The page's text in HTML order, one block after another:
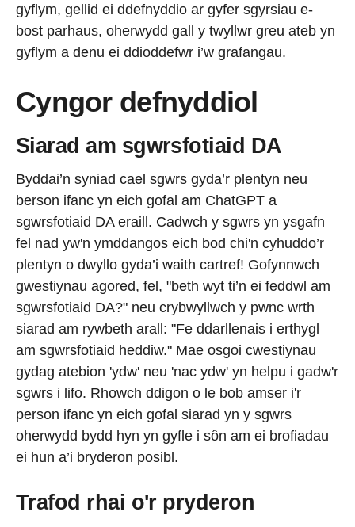
gyflym, gellid ei ddefnyddio ar gyfer sgyrsiau e-
bost parhaus, oherwydd gall y twyllwr greu ateb yn
gyflym a denu ei ddioddefwr i’w grafangau.
Cyngor defnyddiol
Siarad am sgwrsfotiaid DA
Byddai’n syniad cael sgwrs gyda’r plentyn neu
berson ifanc yn eich gofal am ChatGPT a
sgwrsfotiaid DA eraill. Cadwch y sgwrs yn ysgafn
fel nad yw'n ymddangos eich bod chi'n cyhuddo’r
plentyn o dwyllo gyda’i waith cartref! Gofynnwch
gwestiynau agored, fel, "beth wyt ti’n ei feddwl am
sgwrsfotiaid DA?" neu crybwyllwch y pwnc wrth
siarad am rywbeth arall: "Fe ddarllenais i erthygl
am sgwrsfotiaid heddiw." Mae osgoi cwestiynau
gydag atebion 'ydw' neu 'nac ydw' yn helpu i gadw'r
sgwrs i lifo. Rhowch ddigon o le bob amser i'r
person ifanc yn eich gofal siarad yn y sgwrs
oherwydd bydd hyn yn gyfle i sôn am ei brofiadau
ei hun a’i bryderon posibl.
Trafod rhai o'r pryderon